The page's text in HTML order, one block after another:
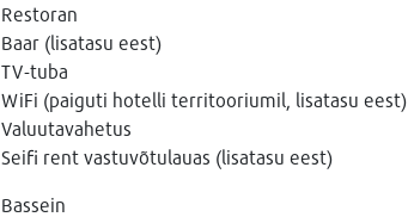
Restoran
Baar (lisatasu eest)
TV-tuba
WiFi (paiguti hotelli territooriumil, lisatasu eest)
Valuutavahetus
Seifi rent vastuvõtulauas (lisatasu eest)
Bassein